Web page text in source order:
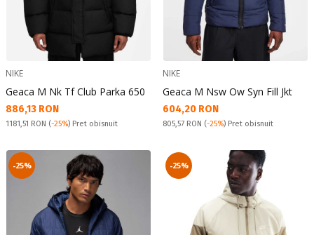
NIKE
Geaca M Nk Tf Club Parka 650
Текуща цена:
886,13 RON
Pret obisnuit:
1181,51 RON (-25%) Pret obisnuit
NIKE
Geaca M Nsw Ow Syn Fill Jkt
Текуща цена:
604,20 RON
Pret obisnuit:
805,57 RON (-25%) Pret obisnuit
-25% -25%